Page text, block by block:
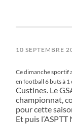
10 SEPTEMBRE
Ce dimanche sportif
en football 6 buts à
Custines. Le
championnat,
pour cette
Et puis